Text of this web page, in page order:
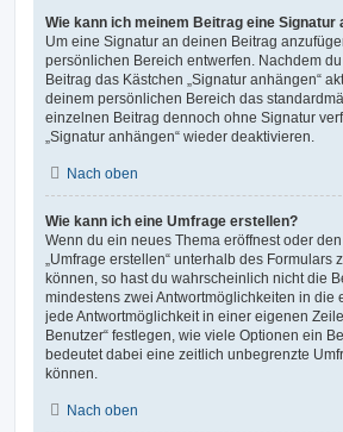
Wie kann ich meinem Beitrag eine Signatur
Um eine Signatur an deinen Beitrag
persönlichen Bereich entwerfen. Nachdem
Beitrag das Kästchen „Signatur anhängen“
deinem persönlichen Bereich das
einzelnen Beitrag dennoch ohne Signatur
„Signatur anhängen“ wieder deaktivieren.
Nach oben
Wie kann ich eine Umfrage erstellen?
Wenn du ein neues Thema eröffnest oder
„Umfrage erstellen“ unterhalb des
können, so hast du wahrscheinlich nicht die
mindestens zwei Antwortmöglichkeiten in
jede Antwortmöglichkeit in einer eigenen
Benutzer“ festlegen, wie viele Optionen ein
bedeutet dabei eine zeitlich unbegrenzte
können.
Nach oben